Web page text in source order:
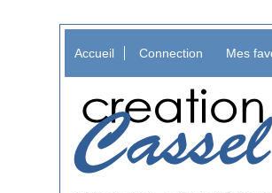
Accueil Connection Mes